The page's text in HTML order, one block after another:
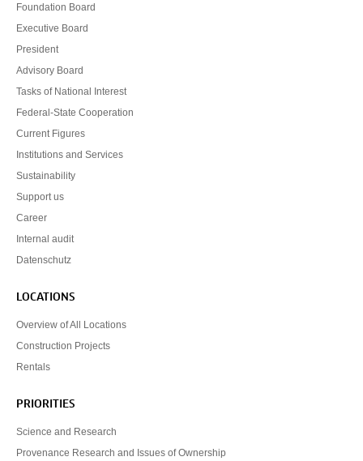
Foundation Board
Executive Board
President
Advisory Board
Tasks of National Interest
Federal-State Cooperation
Current Figures
Institutions and Services
Sustainability
Support us
Career
Internal audit
Datenschutz
LOCATIONS
Overview of All Locations
Construction Projects
Rentals
PRIORITIES
Science and Research
Provenance Research and Issues of Ownership